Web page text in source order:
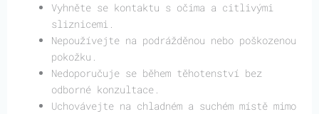
Vyhněte se kontaktu s očima a citlivými
sliznicemi.
Nepoužívejte na podrážděnou nebo poškozenou
pokožku.
Nedoporučuje se během těhotenství bez
odborné konzultace.
Uchovávejte na chladném a suchém místě mimo